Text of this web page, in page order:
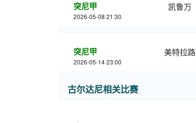
突尼甲
2026-05-08 21:30
凯鲁万
突尼甲
2026-05-14 23:00
美特拉路
古尔达尼相关比赛